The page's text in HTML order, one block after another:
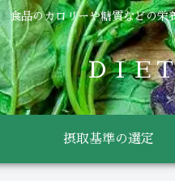
食品のカロリーや糖質などの栄
ＤＩＥ
摂取基準の選定